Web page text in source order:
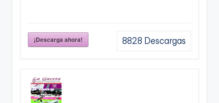
¡Descarga ahora! 8828 Descargas